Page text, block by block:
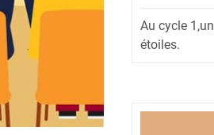
Au cycle
étoiles.